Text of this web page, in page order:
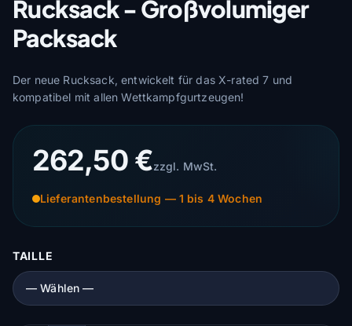
Rucksack - Großvolumiger
Packsack
Der neue Rucksack, entwickelt für das X-rated 7 und
kompatibel mit allen Wettkampfgurtzeugen!
262,50 €zzgl. MwSt.
Lieferantenbestellung — 1 bis 4 Wochen
TAILLE